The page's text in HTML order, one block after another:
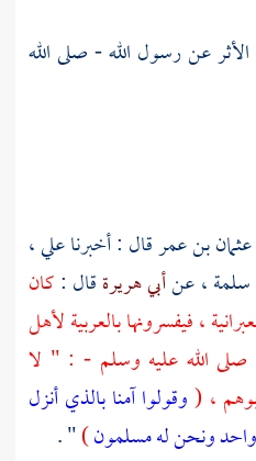
عن رسول الله - صلى الله
عثمان بن عمرقال : أخبرناعلي ،
سلمة ،عنأبي هريرةقال :كان
، فيفسرونها بالعربية لأهل
صلى الله عليه وسلم - : " لا
، (وقولوا آمنا بالذي أنزل
واحد ونحن له مسلمون)
" .